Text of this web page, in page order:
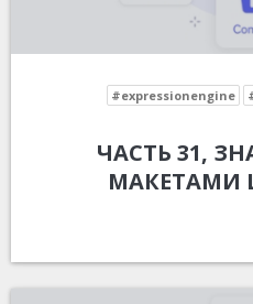
#expressionengine
ЧАСТЬ 31,
МАКЕТАМИ